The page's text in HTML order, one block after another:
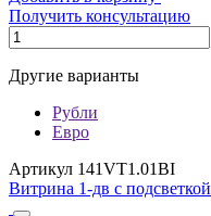
Получить консультацию
Другие варианты
Рубли
Евро
Артикул 141VT1.01BI
Витрина 1-дв с подсветкой